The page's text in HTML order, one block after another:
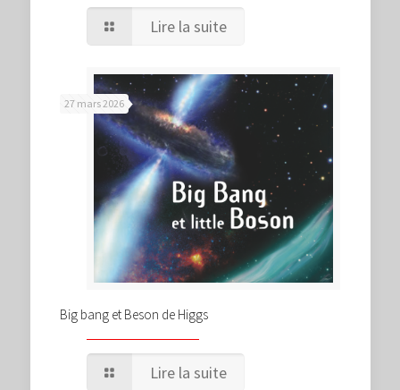
Lire la suite
27 mars 2026
Big bang et Beson de Higgs
Lire la suite